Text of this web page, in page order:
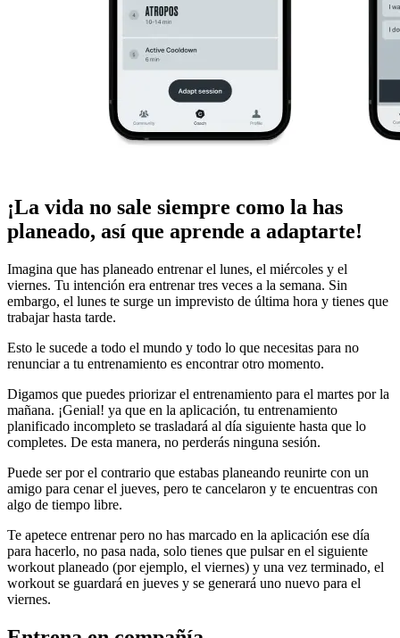
¡La vida no sale siempre como la has
planeado, así que aprende a adaptarte!
Imagina que has planeado entrenar el lunes, el miércoles y el
viernes. Tu intención era entrenar tres veces a la semana. Sin
embargo, el lunes te surge un imprevisto de última hora y tienes que
trabajar hasta tarde.
Esto le sucede a todo el mundo y todo lo que necesitas para no
renunciar a tu entrenamiento es encontrar otro momento.
Digamos que puedes priorizar el entrenamiento para el martes por la
mañana. ¡Genial! ya que en la aplicación, tu entrenamiento
planificado incompleto se trasladará al día siguiente hasta que lo
completes. De esta manera, no perderás ninguna sesión.
Puede ser por el contrario que estabas planeando reunirte con un
amigo para cenar el jueves, pero te cancelaron y te encuentras con
algo de tiempo libre.
Te apetece entrenar pero no has marcado en la aplicación ese día
para hacerlo, no pasa nada, solo tienes que pulsar en el siguiente
workout planeado (por ejemplo, el viernes) y una vez terminado, el
workout se guardará en jueves y se generará uno nuevo para el
viernes.